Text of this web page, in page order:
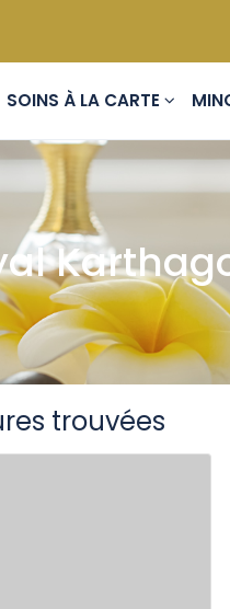
SOINS À LA CARTE
trouvées